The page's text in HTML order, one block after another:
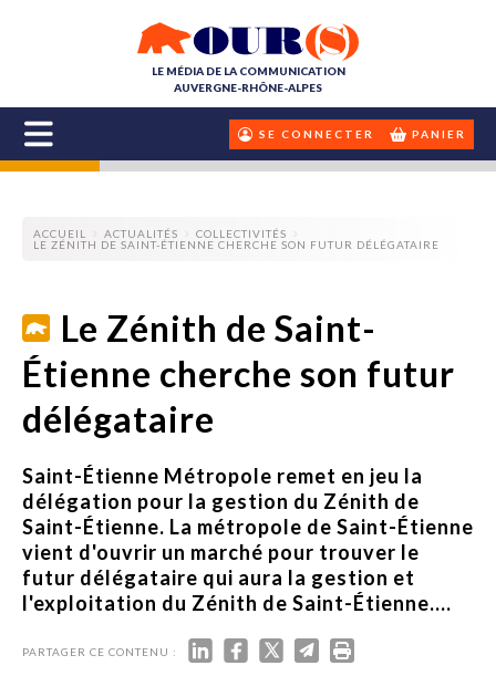
LE MÉDIA DE LA COMMUNICATION
AUVERGNE-RHÔNE-ALPES
SE CONNECTER PANIER
ACCUEIL ACTUALITÉS
COLLECTIVITÉS
LE ZÉNITH DE SAINT-ÉTIENNE CHERCHE SON FUTUR DÉLÉGATAIRE
Le Zénith de Saint-
Étienne cherche son futur
délégataire
Saint-Étienne Métropole remet en jeu la
délégation pour la gestion du Zénith de
Saint-Étienne. La métropole de Saint-Étienne
vient d'ouvrir un marché pour trouver le
futur délégataire qui aura la gestion et
l'exploitation du Zénith de Saint-Étienne....
PARTAGER CE CONTENU :